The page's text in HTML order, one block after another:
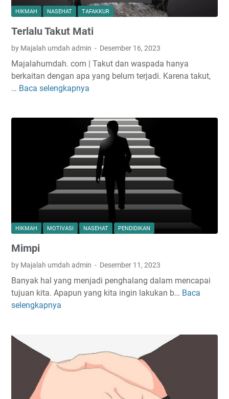
a
k
D
i
a
r
i
t
n
y
a
S
a
t
S
u
HIKMAH NASEHAT TAFAKKUR
Terlalu Takut Mati
by Majalah umdah admin Desember 16, 2023
Majalahumdah. com | Takut dan waspada hanya
berkaitan dengan apa yang belum terjadi. Karena takut,
… Baca selengkapnya
l
a
l
T
a
u
t
M
HIKMAH MOTIVASI NASEHAT PENDIDIKAN
Mimpi
by Majalah umdah admin Desember 11, 2023
Banyak hal yang menjadi penghalang dalam mencapai
tujuan kita. Apapun yang kita ingin lakukan b… Baca
selengkapnya
M